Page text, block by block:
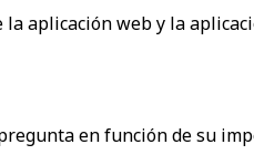
aplicación web y la
en función de su